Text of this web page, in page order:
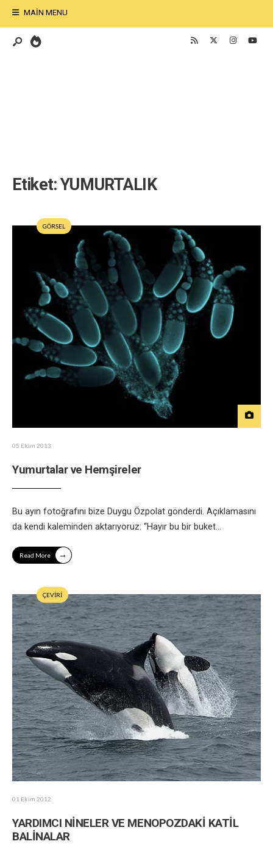
MAIN MENU
Etiket:YUMURTALIK
GÖRSEL
05 Ekim 2013
Yumurtalar ve Hemşireler
Bu ayın fotoğrafını bize Duygu Özpolat gönderdi. Açıklamasını
da kendi kaleminden aktarıyoruz: “Hayır bu bir buket...
Read More →
ÇEVİRİ
01 Ekim 2012
YARDIMCI NİNELER VE MENOPOZDAKİ KATİL
BALİNALAR